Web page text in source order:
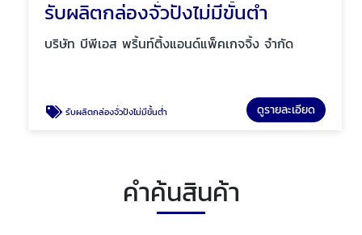
รับผลิตกล่องจั่วปังไม่มีขั้นต่ำ
บริษัท บีพีเอส พริ้นท์ติ้งแอนด์แพ็คเกจจิ้ง จำกัด
รับผลิตกล่องจั่วปังไม่มีขั้นต่ำ ดูรายละเอียด
คำค้นสินค้า